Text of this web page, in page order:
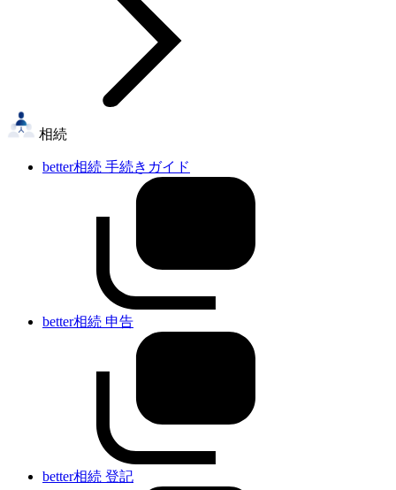
相続
better相続 手続きガイド
better相続 申告
better相続 登記